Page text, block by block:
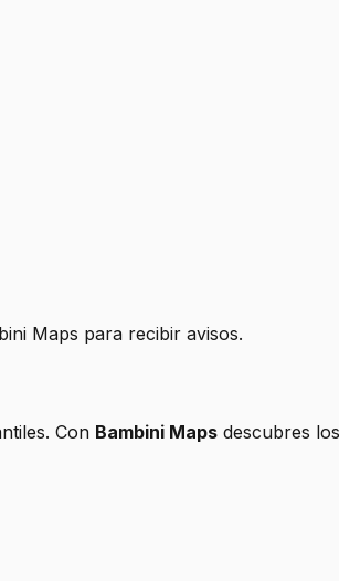
Maps para recibir avisos.
Con Bambini Maps descubres